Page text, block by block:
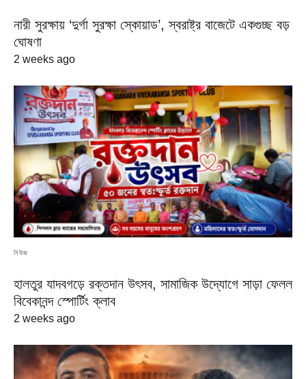
নারী সুরক্ষায় ‘দুর্গা সুরক্ষা স্কোয়াড’, স্বরাষ্ট্র বাজেটে একগুচ্ছ বড়
ঘোষণা
2 weeks ago
নিউজ
হালতুর যাদবগড়ে রক্তদান উৎসব, সামাজিক উদ্যোগে সাড়া ফেলল
বিবেকানন্দ স্পোর্টিং ক্লাব
2 weeks ago